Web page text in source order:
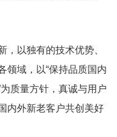
以独有的技术优势、
领域，以“保持品质国内
质量方针，真诚与用户
内外新老客户共创美好